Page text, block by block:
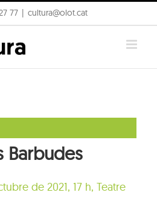
77 cultura@olot.cat
Barbudes
de 2021, 17 h,Teatre